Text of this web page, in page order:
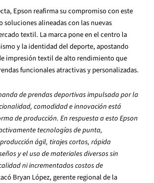
Epson reafirma su compromiso con este
soluciones alineadas con las nuevas
textil. La marca pone en el centro la
y la identidad del deporte, apostando
impresión textil de alto rendimiento que
funcionales atractivas y personalizadas.
de prendas deportivas impulsada por la
comodidad e innovación está
de producción. En respuesta a esto Epson
tecnologías de punta,
ágil, tirajes cortos, rápida
y el uso de materiales diversos sin
ni incrementados costos de
Bryan López, gerente regional de la